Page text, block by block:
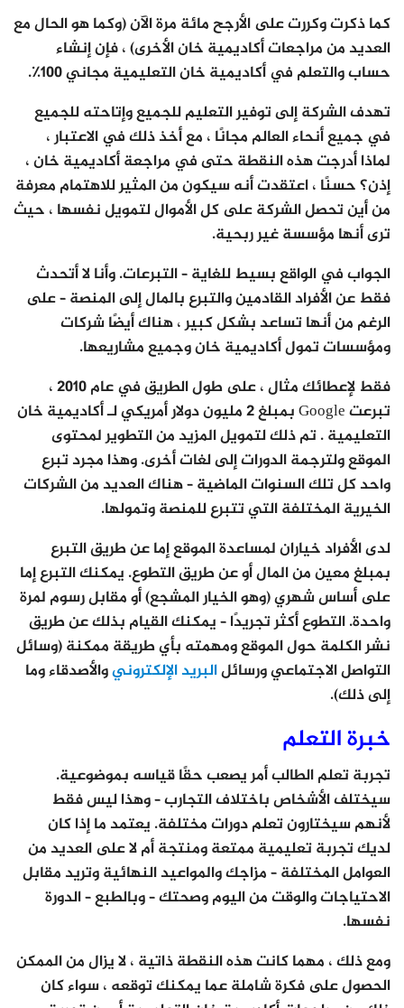
كما ذكرت وكررت على الأرجح مائة مرة الآن (وكما هو الحال مع
العديد من مراجعات أكاديمية خان الأخرى) ، فإن إنشاء
حساب والتعلم في أكاديمية خان التعليمية مجاني 100٪.
تهدف الشركة إلى توفير التعليم للجميع وإتاحته للجميع
في جميع أنحاء العالم مجانًا ، مع أخذ ذلك في الاعتبار ،
لماذا أدرجت هذه النقطة حتى في مراجعة أكاديمية خان ،
إذن؟ حسنًا ، اعتقدت أنه سيكون من المثير للاهتمام معرفة
من أين تحصل الشركة على كل الأموال لتمويل نفسها ، حيث
ترى أنها مؤسسة غير ربحية.
الجواب في الواقع بسيط للغاية – التبرعات. وأنا لا أتحدث
فقط عن الأفراد القادمين والتبرع بالمال إلى المنصة – على
الرغم من أنها تساعد بشكل كبير ، هناك أيضًا شركات
ومؤسسات تمول أكاديمية خان وجميع مشاريعها.
فقط لإعطائك مثال ، على طول الطريق في عام 2010 ،
تبرعت Google بمبلغ 2 مليون دولار أمريكي لـ أكاديمية خان
التعليمية . تم ذلك لتمويل المزيد من التطوير لمحتوى
الموقع ولترجمة الدورات إلى لغات أخرى. وهذا مجرد تبرع
واحد كل تلك السنوات الماضية – هناك العديد من الشركات
الخيرية المختلفة التي تتبرع للمنصة وتمولها.
لدى الأفراد خياران لمساعدة الموقع إما عن طريق التبرع
بمبلغ معين من المال أو عن طريق التطوع. يمكنك التبرع إما
على أساس شهري (وهو الخيار المشجع) أو مقابل رسوم لمرة
واحدة. التطوع أكثر تجريدًا – يمكنك القيام بذلك عن طريق
نشر الكلمة حول الموقع ومهمته بأي طريقة ممكنة (وسائل
التواصل الاجتماعي ورسائلالبريد الإلكترونيوالأصدقاء وما
إلى ذلك).
خبرة التعلم
تجربة تعلم الطالب أمر يصعب حقًا قياسه بموضوعية.
سيختلف الأشخاص باختلاف التجارب – وهذا ليس فقط
لأنهم سيختارون تعلم دورات مختلفة. يعتمد ما إذا كان
لديك تجربة تعليمية ممتعة ومنتجة أم لا على العديد من
العوامل المختلفة – مزاجك والمواعيد النهائية وتريد مقابل
الاحتياجات والوقت من اليوم وصحتك – وبالطبع – الدورة
نفسها.
ومع ذلك ، مهما كانت هذه النقطة ذاتية ، لا يزال من الممكن
الحصول على فكرة شاملة عما يمكنك توقعه ، سواء كان